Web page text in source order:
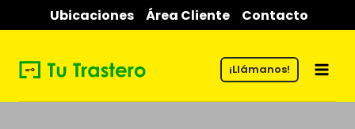
to
Ubicaciones Área Cliente Contacto
¡Llámanos!